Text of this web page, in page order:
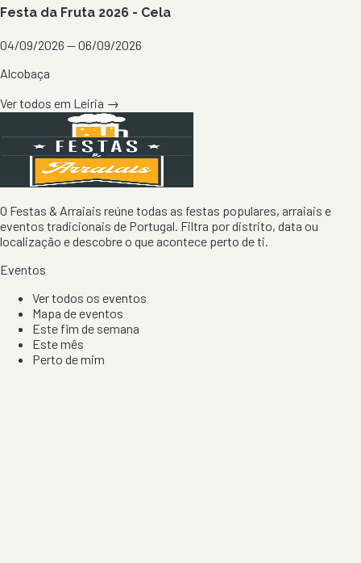
Festa da Fruta 2026 - Cela
04/09/2026 — 06/09/2026
Alcobaça
Ver todos em Leiria →
O Festas & Arraiais reúne todas as festas populares, arraiais e
eventos tradicionais de Portugal. Filtra por distrito, data ou
localização e descobre o que acontece perto de ti.
Eventos
Ver todos os eventos
Mapa de eventos
Este fim de semana
Este mês
Perto de mim